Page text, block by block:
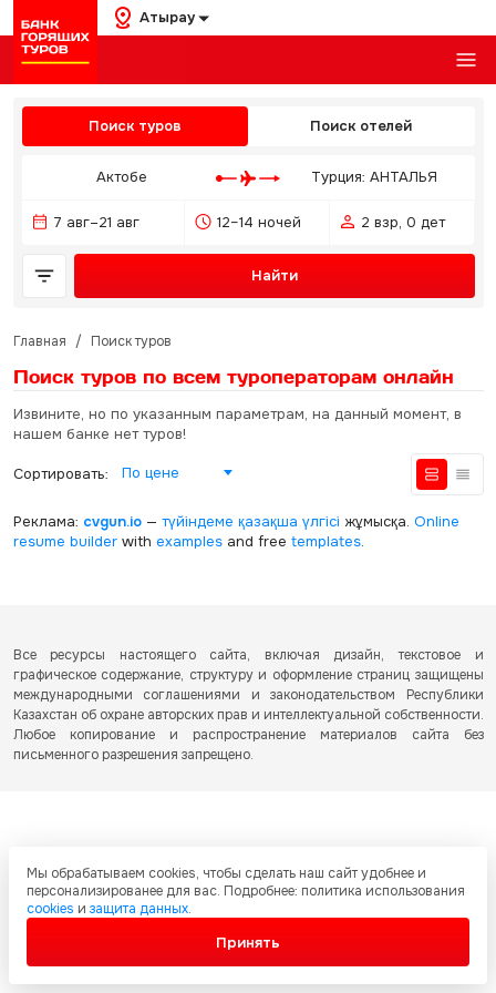
Атырау
Поиск туров Поиск отелей
Актобе Турция: АНТАЛЬЯ
7 авг–21 авг 12–14 ночей 2 взр, 0 дет
Найти
Главная / Поиск туров
Поиск туров по всем туроператорам онлайн
Извините, но по указанным параметрам, на данный момент, в
нашем банке нет туров!
Сортировать: По цене
Реклама: cvgun.io— түйіндеме қазақша үлгісі жұмысқа. Online
resume builderwith examplesand free templates.
Все ресурсы настоящего сайта, включая дизайн, текстовое и
графическое содержание, структуру и оформление страниц защищены
международными соглашениями и законодательством Республики
Казахстан об охране авторских прав и интеллектуальной собственности.
Любое копирование и распространение материалов сайта без
письменного разрешения запрещено.
Мы обрабатываем cookies, чтобы сделать наш сайт удобнее и
персонализированее для вас. Подробнее: политика использования
cookies и защита данных.
Принять